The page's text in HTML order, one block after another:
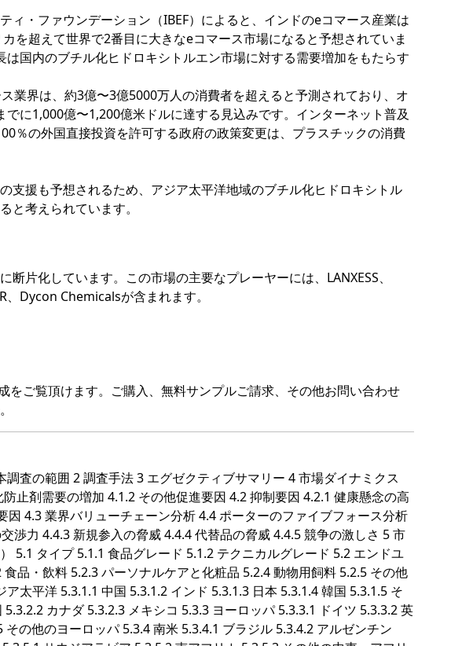
ィ・ファウンデーション（IBEF）によると、インドのeコマース産業は
を超えて世界で2番目に大きなeコマース市場になると予想されていま
国内のブチル化ヒドロキシトルエン市場に対する需要増加をもたらす
業界は、約3億〜3億5000万人の消費者を超えると予測されており、オ
に1,000億〜1,200億米ドルに達する見込みです。インターネット普及
％の外国直接投資を許可する政府の政策変更は、プラスチックの消費
支援も予想されるため、アジア太平洋地域のブチル化ヒドロキシトル
と考えられています。
片化しています。この市場の主要なプレーヤーには、LANXESS、
、Dycon Chemicalsが含まれます。
ご覧頂けます。ご購入、無料サンプルご請求、その他お問い合わせ
査の範囲 2 調査手法 3 エグゼクティブサマリー 4 市場ダイナミクス
止剤需要の増加 4.1.2 その他促進要因 4.2 抑制要因 4.2.1 健康懸念の高
因 4.3 業界バリューチェーン分析 4.4 ポーターのファイブフォース分析
渉力 4.4.3 新規参入の脅威 4.4.4 代替品の脅威 4.4.5 競争の激しさ 5 市
5.1 タイプ 5.1.1 食品グレード 5.1.2 テクニカルグレード 5.2 エンドユ
品・飲料 5.2.3 パーソナルケアと化粧品 5.2.4 動物用飼料 5.2.5 その他
太平洋 5.3.1.1 中国 5.3.1.2 インド 5.3.1.3 日本 5.3.1.4 韓国 5.3.1.5 そ
カナダ 5.3.2.3 メキシコ 5.3.3 ヨーロッパ 5.3.3.1 ドイツ 5.3.3.2 英
の他のヨーロッパ 5.3.4 南米 5.3.4.1 ブラジル 5.3.4.2 アルゼンチン